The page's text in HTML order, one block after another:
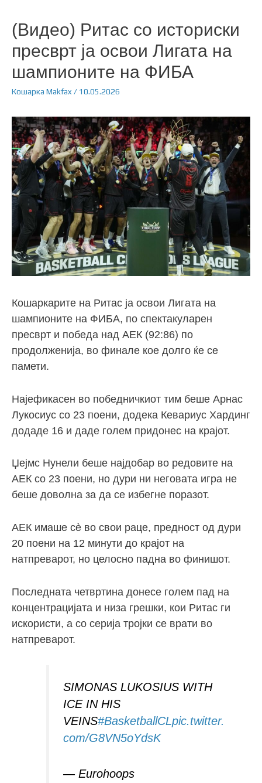
(Видео) Ритас со историски
пресврт ја освои Лигата на
шампионите на ФИБА
Кошарка Makfax / 10.05.2026
Кошаркарите на Ритас ја освои Лигата на
шампионите на ФИБА, по спектакуларен
пресврт и победа над АЕК (92:86) по
продолженија, во финале кое долго ќе се
памети.
Најефикасен во победничкиот тим беше Арнас
Лукосиус со 23 поени, додека Кевариус Хардинг
додаде 16 и даде голем придонес на крајот.
Џејмс Нунели беше најдобар во редовите на
АЕК со 23 поени, но дури ни неговата игра не
беше доволна за да се избегне поразот.
АЕК имаше сè во свои раце, предност од дури
20 поени на 12 минути до крајот на
натпреварот, но целосно падна во финишот.
Последната четвртина донесе голем пад на
концентрацијата и низа грешки, кои Ритас ги
искористи, а со серија тројки се врати во
натпреварот.
SIMONAS LUKOSIUS WITH
ICE IN HIS
VEINS#BasketballCLpic.twitter.
com/G8VN5oYdsK
— Eurohoops